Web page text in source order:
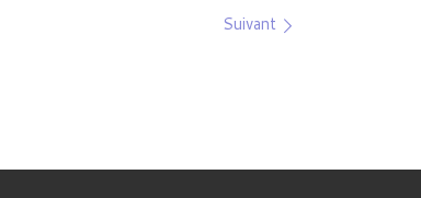
Suivant